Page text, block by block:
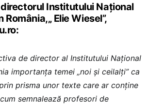
Institutului Național
Elie Wiesel”,
de director al Institutului Național
importanța temei „noi și ceilalți” ca
prisma unor texte care ar conține
semnalează profesori de